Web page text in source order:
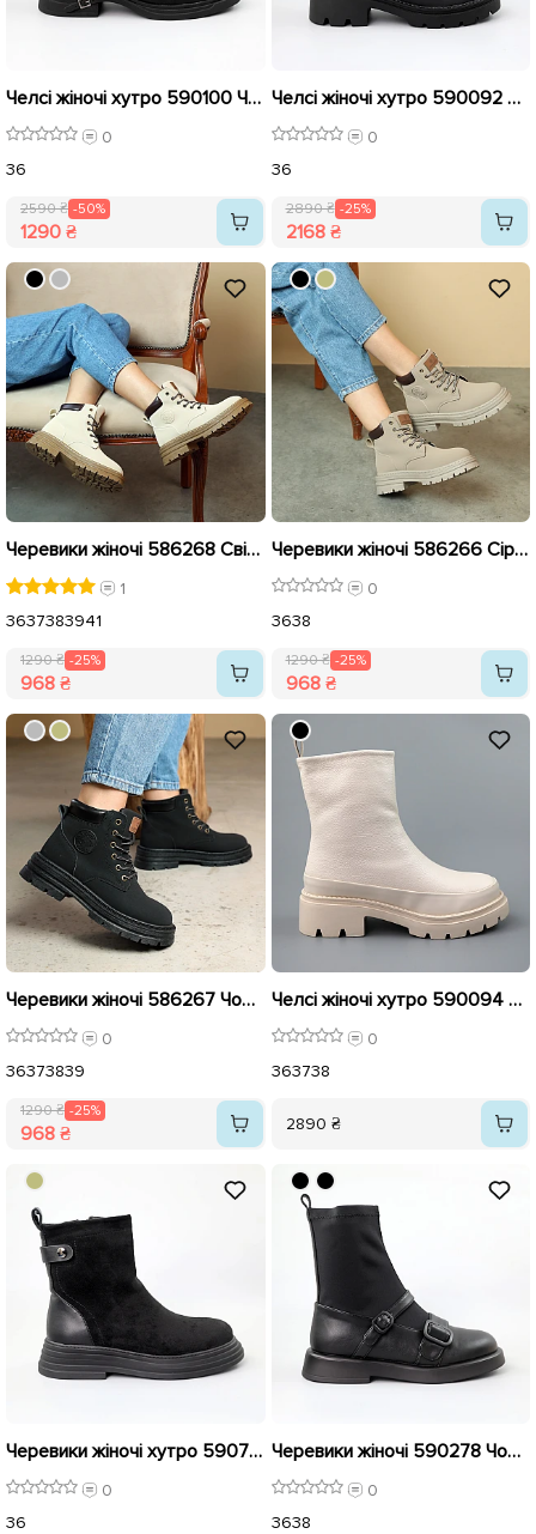
Челсі жіночі хутро 590100 Чорні розпродаж
0
36
2590 ₴ -50%
1290 ₴
Челсі жіночі хутро 590092 Чорні розпродаж
0
36
2890 ₴ -25%
2168 ₴
Черевики жіночі 586268 Світло-бежеві розпродаж
1
3637383941
1290 ₴ -25%
968 ₴
Черевики жіночі 586266 Сірі розпродаж
0
3638
1290 ₴ -25%
968 ₴
Черевики жіночі 586267 Чорні розпродаж
0
36373839
1290 ₴ -25%
968 ₴
Челсі жіночі хутро 590094 Молочні
0
363738
2890 ₴
Черевики жіночі хутро 590715 Чорні
0
36
Черевики жіночі 590278 Чорні розпродаж
0
3638